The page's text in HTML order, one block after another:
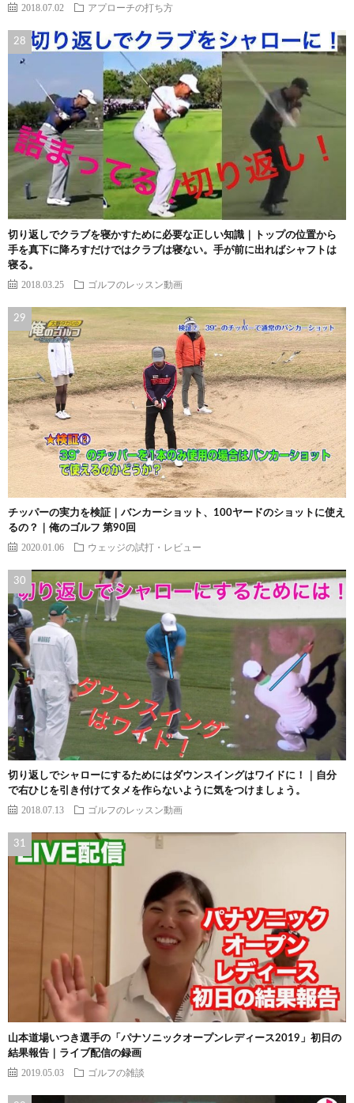
2018.07.02 アプローチの打ち方
切り返しでクラブを寝かすために必要な正しい知識｜トップの位置から
手を真下に降ろすだけではクラブは寝ない。手が前に出ればシャフトは
寝る。
2018.03.25 ゴルフのレッスン動画
チッパーの実力を検証｜バンカーショット、100ヤードのショットに使え
るの？｜俺のゴルフ 第90回
2020.01.06 ウェッジの試打・レビュー
切り返しでシャローにするためにはダウンスイングはワイドに！｜自分
で右ひじを引き付けてタメを作らないように気をつけましょう。
2018.07.13 ゴルフのレッスン動画
山本道場いつき選手の「パナソニックオープンレディース2019」初日の
結果報告｜ライブ配信の録画
2019.05.03 ゴルフの雑談